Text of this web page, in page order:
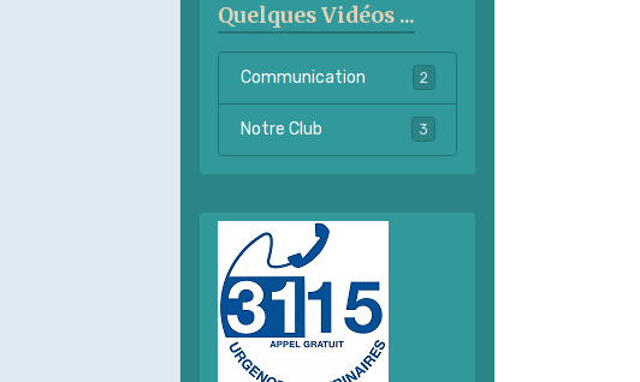
Quelques Vidéos ...
Communication 2
Notre Club 3